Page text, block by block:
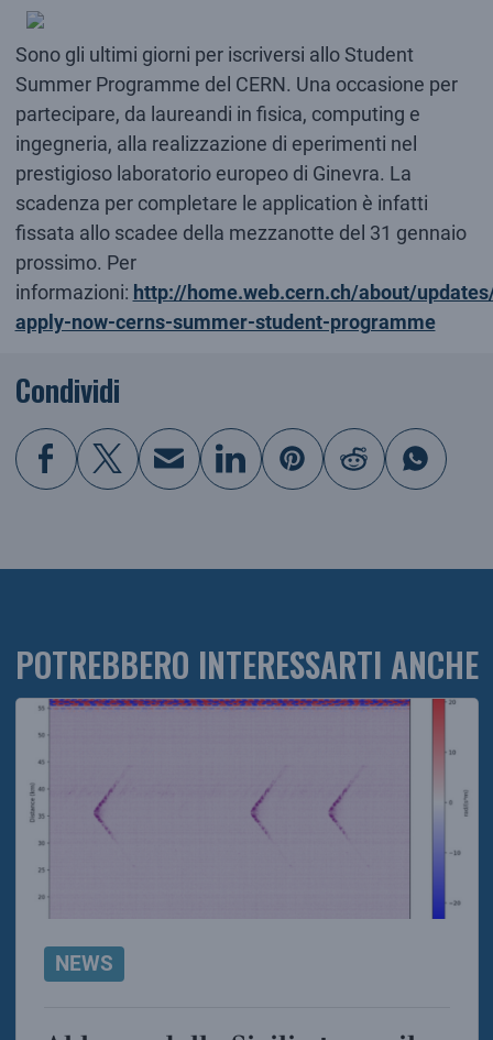
Sono gli ultimi giorni per iscriversi allo Student
Summer Programme del CERN. Una occasione per
partecipare, da laureandi in fisica, computing e
ingegneria, alla realizzazione di eperimenti nel
prestigioso laboratorio europeo di Ginevra. La
scadenza per completare le application è infatti
fissata allo scadee della mezzanotte del 31 gennaio
prossimo. Per
informazioni: http://home.web.cern.ch/about/
apply-now-cerns-summer-student-programme
Condividi
POTREBBERO INTERESSARTI ANCHE
NEWS